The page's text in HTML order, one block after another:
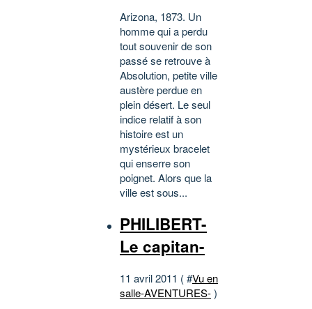
Arizona, 1873. Un
homme qui a perdu
tout souvenir de son
passé se retrouve à
Absolution, petite ville
austère perdue en
plein désert. Le seul
indice relatif à son
histoire est un
mystérieux bracelet
qui enserre son
poignet. Alors que la
ville est sous...
PHILIBERT-
Le capitan-
11 avril 2011 ( #Vu en
salle-AVENTURES-)